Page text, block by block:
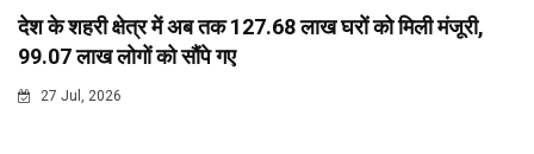
देश के शहरी क्षेत्र में अब तक 127.68 लाख घरों को मिली मंजूरी,
99.07 लाख लोगों को सौंपे गए
27 Jul, 2026